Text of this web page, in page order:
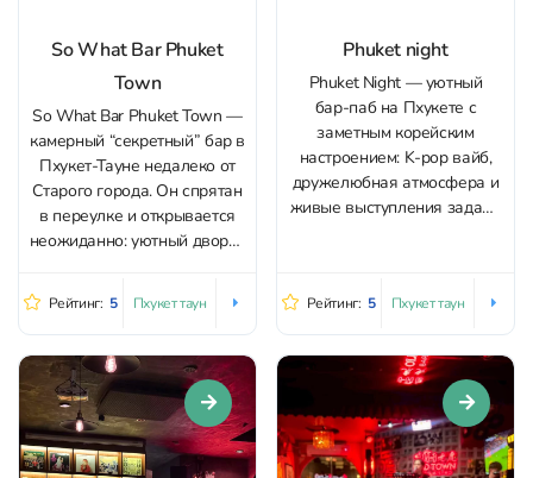
So What Bar Phuket
Town
So What Bar Phuket Town —
камерный “секретный” бар в
Пхукет-Тауне недалеко от
Старого города. Он спрятан
в переулке и открывается
неожиданно: уютный дворик
атмосферой, где приятно
задержаться на пару часов
и отключиться от суеты.
Главный акцент здесь —
живая музыка. Звучит блюз,
проходят джем‑сессии:
музыканты...
Рейтинг: 5 Пхукет таун
Phuket night
Phuket Night — уютный
бар‑паб на Пхукете с
заметным корейским
настроением: K‑pop вайб,
дружелюбная атмосфера и
живые выступления задают
музыку — на сцене звучат
разные форматы, от
вокальных сетов до
выступлений групп. Кухня
выдержана в корейском
стиле и подходит...
Рейтинг: 5 Пхукет таун